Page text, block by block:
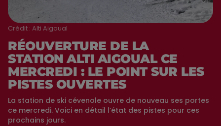
Crédit : Alti Aigoual
RÉOUVERTURE DE LA
STATION ALTI AIGOUAL CE
MERCREDI : LE POINT SUR LES
PISTES OUVERTES
La station de ski cévenole ouvre de nouveau ses portes
ce mercredi. Voici en détail l’état des pistes pour ces
prochains jours.